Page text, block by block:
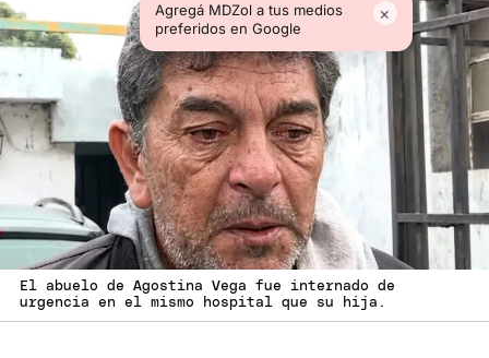
Agregá MDZol a tus medios
preferidos en Google
×
El abuelo de Agostina Vega fue internado de
urgencia en el mismo hospital que su hija.